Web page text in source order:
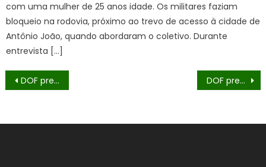
com uma mulher de 25 anos idade. Os militares faziam
bloqueio na rodovia, próximo ao trevo de acesso à cidade de
Antônio João, quando abordaram o coletivo. Durante
entrevista […]
Navegação
Post
DOF prende homem com mais de meia tonelada de maconha em Maracaju DOF prende homem com haxixe marroquino escondido em compartimento oculto de veículo em Amambai